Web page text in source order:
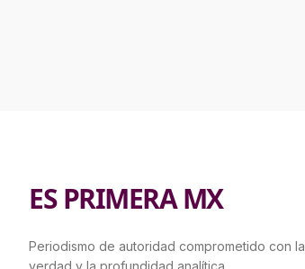
ES PRIMERA MX
Periodismo de autoridad comprometido con la
verdad y la profundidad analítica.